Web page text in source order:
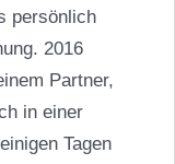
persönlich
2016
Partner,
in einer
Tagen